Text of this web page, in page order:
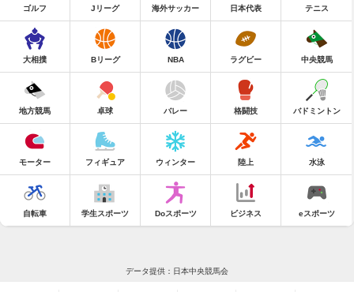
ゴルフ Jリーグ 海外サッカー 日本代表 テニス
大相撲 Bリーグ NBA ラグビー 中央競馬
地方競馬 卓球 バレー 格闘技 バドミントン
モーター フィギュア ウィンター 陸上 水泳
自転車 学生スポーツ Doスポーツ ビジネス eスポーツ
データ提供：日本中央競馬会